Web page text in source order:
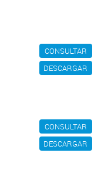
CONSULTAR
DESCARGAR
CONSULTAR
DESCARGAR